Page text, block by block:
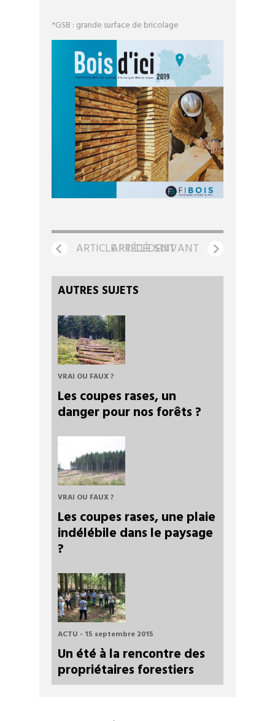
*GSB : grande surface de bricolage
ARTICLE PRÉCÉDENT
ARTICLE SUIVANT
AUTRES SUJETS
VRAI OU FAUX ?
Les coupes rases, un
danger pour nos forêts ?
VRAI OU FAUX ?
Les coupes rases, une plaie
indélébile dans le paysage
?
ACTU - 15 septembre 2015
Un été à la rencontre des
propriétaires forestiers